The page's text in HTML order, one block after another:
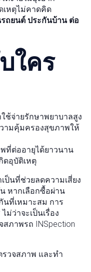
เหตุไม่คาดคิด
ถยนต์ ประกันบ้าน ต่อ
ใคร
ช้จ่ายรักษาพยาบาลสูง
ามคุ้มครองสุขภาพให้
ที่ต่ออายุได้ยาวนาน
ดอุบัติเหตุ
เป็นที่ช่วยลดความเสี่ยง
หากเลือกซื้อผ่าน
ที่เหมาะสม การ
ม่ว่าจะเป็นเรื่อง
ภาพรถ INSpection
รวจสภาพ และทำ